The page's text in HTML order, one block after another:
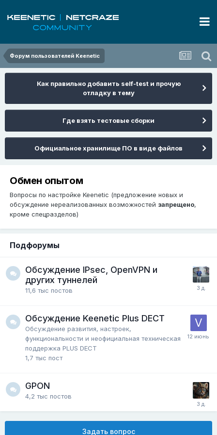
Форум пользователей Keenetic
Как правильно добавить self-test и прочую
отладку в тему
Где взять тестовые сборки
Официальное хранилище ПО в виде файлов
Обмен опытом
Вопросы по настройке Keenetic (предложение новых и
обсуждение нереализованных возможностей запрещено,
кроме спецразделов)
Подфорумы
Обсуждение IPsec, OpenVPN и
других туннелей
11,6 тыс постов
Обсуждение Keenetic Plus DECT
Обсуждение развития, настроек,
функциональности и неофициальная техническая
поддержка PLUS DECT
1,7 тыс пост
GPON
4,2 тыс постов
Задать вопрос